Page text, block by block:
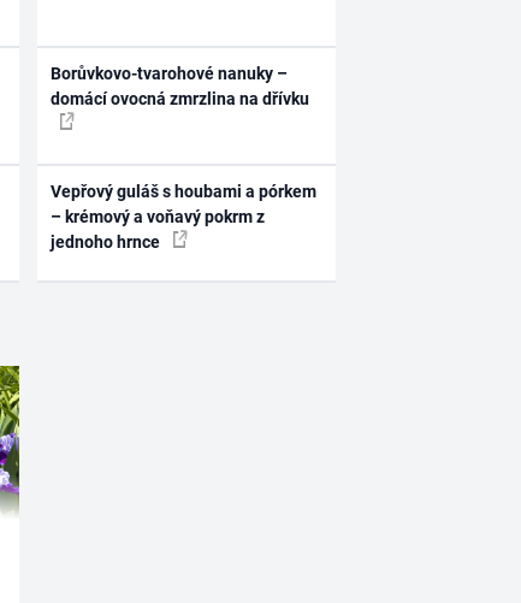
Borůvkovo-tvarohové nanuky –
domácí ovocná zmrzlina na dřívku
Vepřový guláš s houbami a pórkem
– krémový a voňavý pokrm z
jednoho hrnce